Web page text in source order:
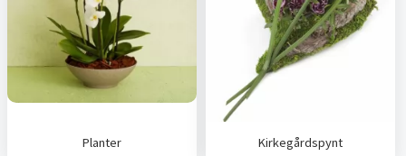
Planter Kirkegårdspynt